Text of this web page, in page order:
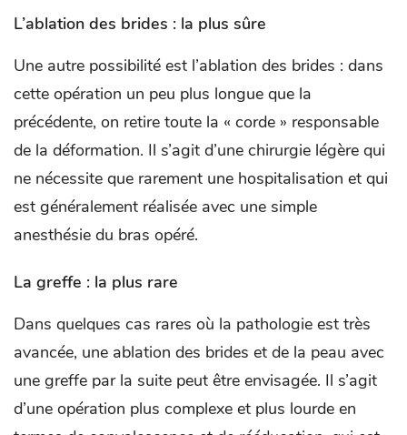
L’ablation des brides : la plus sûre
Une autre possibilité est l’ablation des brides : dans
cette opération un peu plus longue que la
précédente, on retire toute la « corde » responsable
de la déformation. Il s’agit d’une chirurgie légère qui
ne nécessite que rarement une hospitalisation et qui
est généralement réalisée avec une simple
anesthésie du bras opéré.
La greffe : la plus rare
Dans quelques cas rares où la pathologie est très
avancée, une ablation des brides et de la peau avec
une greffe par la suite peut être envisagée. Il s’agit
d’une opération plus complexe et plus lourde en